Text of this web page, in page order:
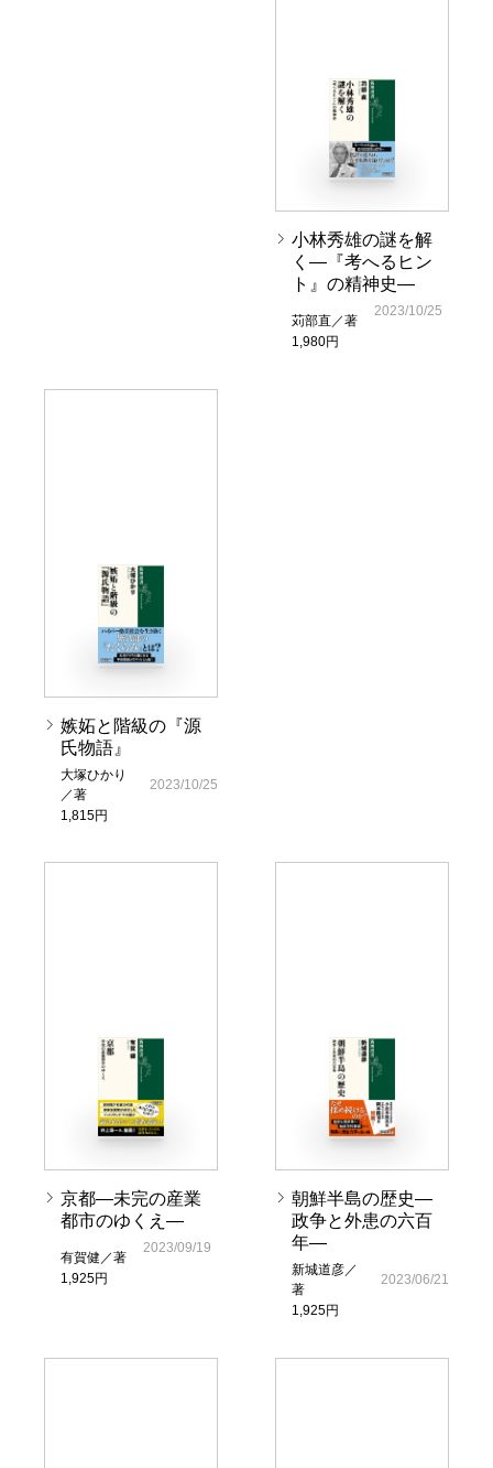
小林秀雄の謎を解
く―『考へるヒン
ト』の精神史―
苅部直／著
1,980円
2023/10/25
嫉妬と階級の『源
氏物語』
大塚ひかり
／著
1,815円
2023/10/25
京都―未完の産業
都市のゆくえ―
有賀健／著
1,925円
2023/09/19
朝鮮半島の歴史―
政争と外患の六百
年―
新城道彦／
著
1,925円
2023/06/21